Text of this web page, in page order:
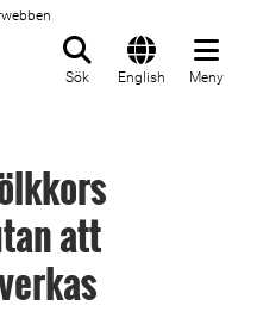
Sök English Meny
att